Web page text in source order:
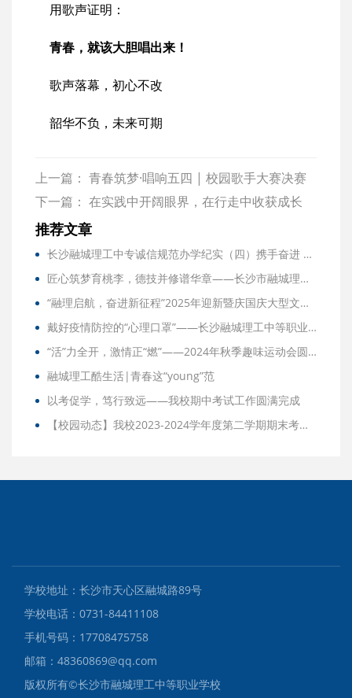
用歌声证明：
青春，就该大胆唱出来！
歌声落幕，初心不改
韶华不负，未来可期
上一篇： 青春筑梦·唱响五四 | 校园歌手大赛决赛
即将唱响！谁是你心中的“最强音”？快来投票助力
TA登顶人气之巅！
下一篇： 在实践中开阔眼界，在行走中收获成长
——长沙市融城理工中等职业学校2026年春季研学
实践活动侧记
推荐文章
长沙融城理工中专诚信规范办学纪实（四）携手奋进 合作共赢丨长沙市融城理工中等职业学校与湖南安全技术职业学院院校合作签订协议
匠心筑梦育桃李，德技并修谱华章——长沙市融城理工中等职业学校优秀教师风采（一）
“融理启航，奋进新征程”2025年迎新暨庆国庆大型文艺晚会邀请函
戴好疫情防控的“心理口罩”——长沙融城理工中等职业学校线上心理健康讲座
“活”力全开，激情正“燃”——2024年秋季趣味运动会圆满结束
融城理工酷生活|青春这“young”范
以考促学，笃行致远——我校期中考试工作圆满完成
【校园动态】我校2023-2024学年度第二学期期末考试圆满结束
学校地址：长沙市天心区融城路89号
学校电话：0731-84411108
手机号码：17708475758
邮箱：48360869@qq.com
版权所有©️长沙市融城理工中等职业学校